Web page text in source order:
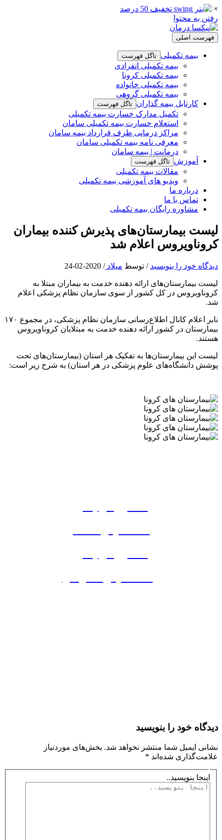
×
رفتن به محتوا
فهرست اصلی
بیمه تکمیلی تاگل فهرست
بیمه تکمیلی انفرادی
بیمه تکمیلی کرونا
بیمه تکمیلی خانواده
بیمه تکمیلی گروهی
کارتابل بیمه گذاران تاگل فهرست
تکمیل مدارک خسارت بیمه تکمیلی
استعلام خسارت بیمه تکمیلی سامان
مراکز درمانی طرف قرارداد بیمه سامان
معرفی نامه بیمه تکمیلی سامان
درمانت | بیمه سامان
آموزش تاگل فهرست
مقالات بیمه تکمیلی
ویدیو های آموزشی بیمه تکمیلی
درباره ما
تماس با ما
مشاوره رایگان بیمه تکمیلی
لیست بیمارستان‌های پذیرش کننده بیماران
کروناویروس اعلام شد
دیدگاه‌ خود را بنویسید / توسط میلاد/
2020-02-24
لیست بیمارستان‌های ارائه دهنده خدمت به بیماران مبتلا به
کروناویروس در کل کشور از سوی سازمان نظام پزشکی اعلام
شد.
نابر اعلام کانال اطلاع‌رسانی سازمان نظام پزشکی، در مجموع ۱۷۰
بیمارستان در کشور ارائه دهنده خدمت به مبتلایان کروناویروس
هستند.
لیست این بیمارستان‌ها به تفکیک هر استان (بیمارستان‌های تحت
پوشش دانشگاه‌های علوم پزشکی در هر استان) به شرح زیر است:
دیدگاه‌ خود را بنویسید
نشانی ایمیل شما منتشر نخواهد شد. بخش‌های موردنیاز
علامت‌گذاری شده‌اند *
اینجا بنویسید..